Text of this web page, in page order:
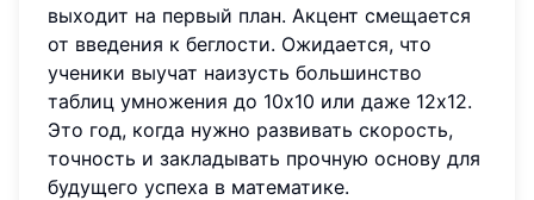
выходит на первый план. Акцент смещается
от введения к беглости. Ожидается, что
ученики выучат наизусть большинство
таблиц умножения до 10x10 или даже 12x12.
Это год, когда нужно развивать скорость,
точность и закладывать прочную основу для
будущего успеха в математике.